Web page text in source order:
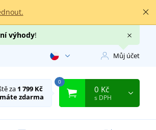
výhody!
Můj účet
za 1 799 Kč
zdarma
0
0 Kč
s DPH